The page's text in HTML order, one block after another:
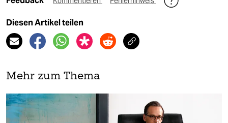
Diesen Artikel teilen
Mehr zum Thema